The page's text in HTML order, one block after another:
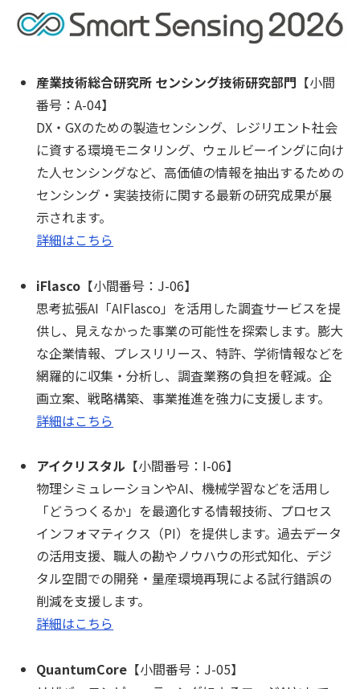
産業技術総合研究所 センシング技術研究部門 【小間
番号：A-04】
DX・GXのための製造センシング、レジリエント社会
に資する環境モニタリング、ウェルビーイングに向け
た人センシングなど、高価値の情報を抽出するための
センシング・実装技術に関する最新の研究成果が展
示されます。
詳細はこちら
iFlasco 【小間番号：J-06】
思考拡張AI「AIFlasco」を活用した調査サービスを提
供し、見えなかった事業の可能性を探索します。膨大
な企業情報、プレスリリース、特許、学術情報などを
網羅的に収集・分析し、調査業務の負担を軽減。企
画立案、戦略構築、事業推進を強力に支援します。
詳細はこちら
アイクリスタル 【小間番号：I-06】
物理シミュレーションやAI、機械学習などを活用し
「どうつくるか」を最適化する情報技術、プロセス
インフォマティクス（PI）を提供します。過去データ
の活用支援、職人の勘やノウハウの形式知化、デジ
タル空間での開発・量産環境再現による試行錯誤の
削減を支援します。
詳細はこちら
QuantumCore 【小間番号：J-05】